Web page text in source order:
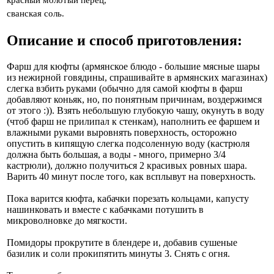
сванская соль.
Описание и способ приготовления:
Фарш для кюфты (армянское блюдо - большие мясные шары
из нежирной говядины, спрашивайте в армянских магазинах)
слегка взбить руками (обычно для самой кюфты в фарш
добавляют коньяк, но, по понятным причинам, воздержимся
от этого :)). Взять небольшую глубокую чашу, окунуть в воду
(чтоб фарш не прилипал к стенкам), наполнить ее фаршем и
влажными руками выровнять поверхность, осторожно
опустить в кипящую слегка подсоленную воду (кастрюля
должна быть большая, а воды - много, примерно 3/4
кастрюли), должно получиться 2 красивых ровных шара.
Варить 40 минут после того, как всплывут на поверхность.
Пока варится кюфта, кабачки порезать кольцами, капусту
нашинковать и вместе с кабачками потушить в
микроволновке до мягкости.
Помидоры прокрутите в блендере и, добавив сушеные
базилик и соли прокипятить минуты 3. Снять с огня.